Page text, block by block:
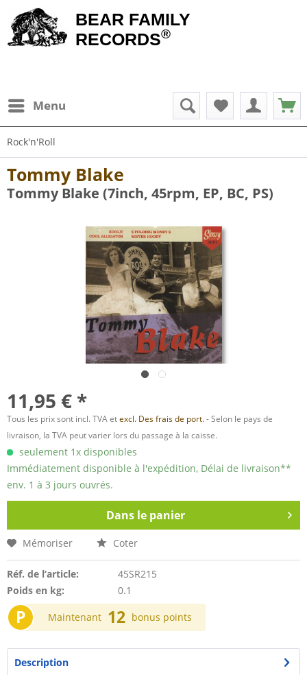
BEAR FAMILY
RECORDS®
Menu
Rock'n'Roll
Tommy Blake
Tommy Blake (7inch, 45rpm, EP, BC, PS)
11,95 € *
Tous les prix sont incl. TVA etexcl. Des frais de port.- Selon le pays de
livraison, la TVA peut varier lors du passage à la caisse.
seulement 1x disponibles
Immédiatement disponible à l'expédition, Délai de livraison**
env. 1 à 3 jours ouvrés.
Dans le panier
Mémoriser Coter
Réf. de l’article:
45SR215
Poids en kg:
0.1
P Maintenant 12 bonus points
Description